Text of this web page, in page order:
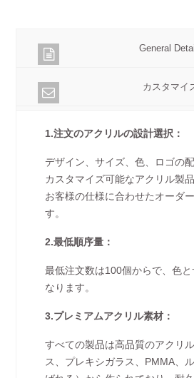
General
カスタマイ
1.注文のアクリルの設計選択：
デザイン、サイズ、色、ロゴの
カスタマイズ可能なアクリル製
お客様の仕様に合わせたオーダ
す。
2.最低順序量：
最低注文数は100個からで、色
なります。
3.プレミアムアクリル素材：
すべての製品は高品質のアクリ
ス、プレキシガラス、PMMA、